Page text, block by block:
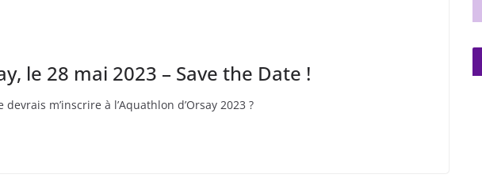
le 28 mai 2023 – Save the Date !
m’inscrire à l’Aquathlon d’Orsay 2023 ?